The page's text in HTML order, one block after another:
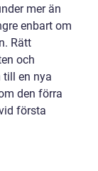
mer än
enbart om
Rätt
och
till en nya
den förra
första